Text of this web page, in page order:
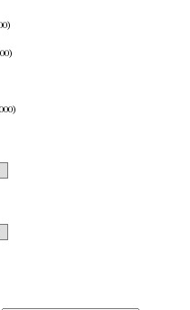
)
)
)